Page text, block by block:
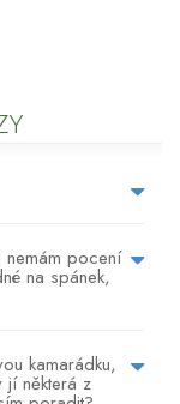
pocení
na spánek,
kamarádku,
některá z